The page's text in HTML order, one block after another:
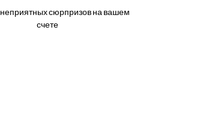
сюрпризов на вашем
счете